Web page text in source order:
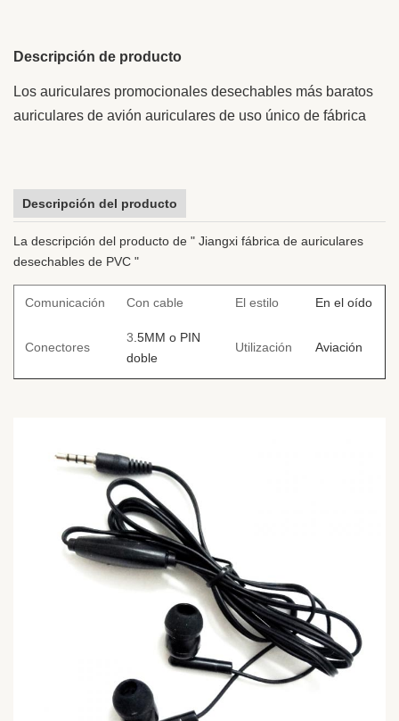
Descripción de producto
Los auriculares promocionales desechables más baratos
auriculares de avión auriculares de uso único de fábrica
Descripción del producto
La descripción del producto de " Jiangxi fábrica de auriculares
desechables de PVC "
Comunicación Con cable El estilo En el oído
Conectores
3 .5MM o PIN
doble
Utilización Aviación
Función
ruido
Personalizado
Cubierta
para la
fabricación
de la
materia
prima es el